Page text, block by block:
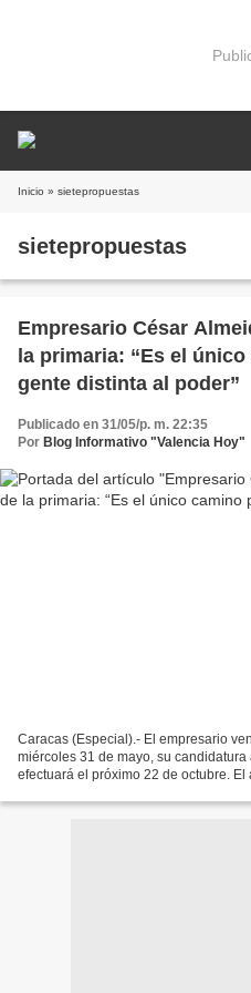
Inicio » sietepropuestas
sietepropuestas
Empresario César
la primaria: “Es el
gente distinta al poder”
Publicado en 31/05/p. m. 22:35
Por Blog Informativo "Valencia Hoy"
Caracas (Especial).- El empresario
miércoles 31 de mayo, su
efectuará el próximo 22 de octubre.